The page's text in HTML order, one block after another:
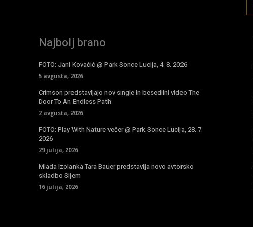
Najbolj brano
FOTO: Jani Kovačič @ Park Sonce Lucija, 4. 8. 2026
5 avgusta, 2026
Crimson predstavljajo nov single in besedilni video The
Door To An Endless Path
2 avgusta, 2026
FOTO: Play With Nature večer @ Park Sonce Lucija, 28. 7.
2026
29 julija, 2026
Mlada Izolanka Tara Bauer predstavlja novo avtorsko
skladbo Sijem
16 julija, 2026